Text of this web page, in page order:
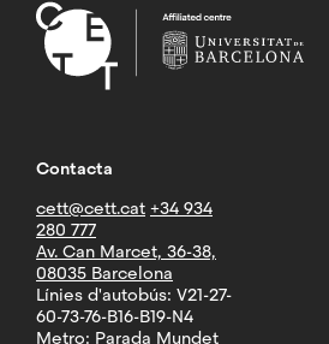
Contacta
cett@cett.cat +34 934
280 777
Av. Can Marcet, 36-38,
08035 Barcelona
Línies d'autobús: V21-27-
60-73-76-B16-B19-N4
Metro: Parada Mundet